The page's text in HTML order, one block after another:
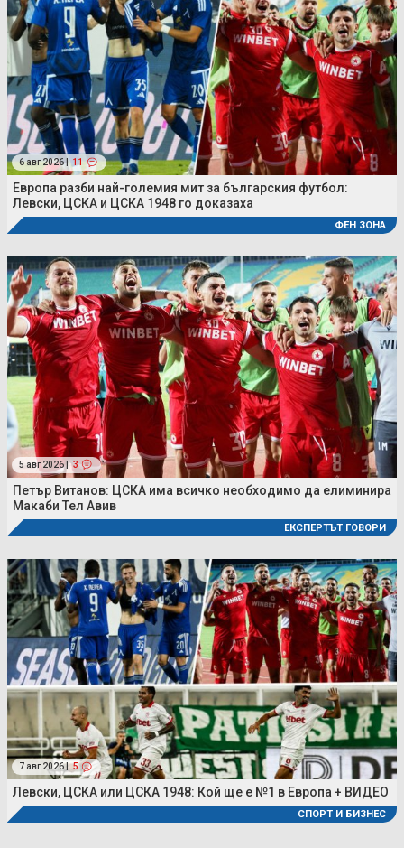
6 авг 2026 | 11
Европа разби най-големия мит за българския футбол:
Левски, ЦСКА и ЦСКА 1948 го доказаха
ФЕН ЗОНА
5 авг 2026 | 3
Петър Витанов: ЦСКА има всичко необходимо да елиминира
Макаби Тел Авив
ЕКСПЕРТЪТ ГОВОРИ
7 авг 2026 | 5
Левски, ЦСКА или ЦСКА 1948: Кой ще е №1 в Европа + ВИДЕО
СПОРТ И БИЗНЕС